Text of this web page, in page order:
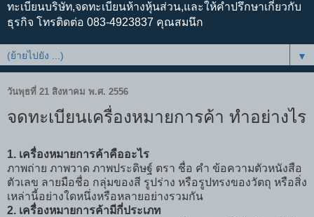
ทะเบียนบริษัท,จดทะเบียนห้างหุ้นส่วน,และให้คำปรึกษาเกี่ยวกับ
ธุรกิจ โทรติดต่อ 083-4923837 คุณสมนึก
▼
วันพุธที่ 21 สิงหาคม พ.ศ. 2556
จดทะเบียนเครื่องหมายการค้า ทำอย่างไร
1. เครื่องหมายการค้าคืออะไร
ภาพถ่าย ภาพวาด ภาพประดิษฐ์ ตรา ชื่อ คำ ข้อความตัวหนังสือ
ตัวเลข ลายมือชื่อ กลุ่มของสี รูปร่าง หรือรูปทรงของวัตถุ หรือสิ่ง
เหล่านี้อย่างใดหนึ่งหรือหลายอย่างรวมกัน
2. เครื่องหมายการค้ามีกี่ประเภท